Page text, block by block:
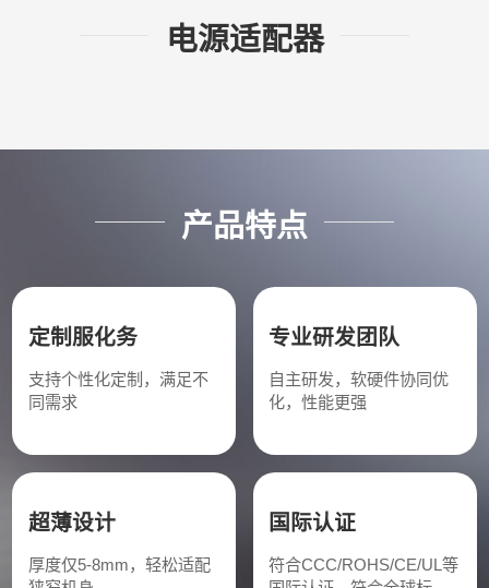
电源适配器
产品特点
定制服化务
支持个性化定制，满足不
同需求
专业研发团队
自主研发，软硬件协同优
化，性能更强
超薄设计
厚度仅5-8mm，轻松适配
国际认证
符合CCC/ROHS/CE/UL等